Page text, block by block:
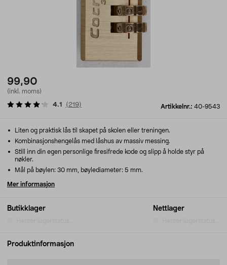
99,90
(inkl. moms)
Artikkelnr.: 40-9543
4.1 ( 219)
Butikklager Nettlager
Liten og praktisk lås til skapet på skolen eller treningen.
Kombinasjonshengelås med låshus av massiv messing.
Still inn din egen personlige firesifrede kode og slipp å holde styr på
nøkler.
Mål på bøylen: 30 mm, bøylediameter: 5 mm.
Mer informasjon
Produktinformasjon